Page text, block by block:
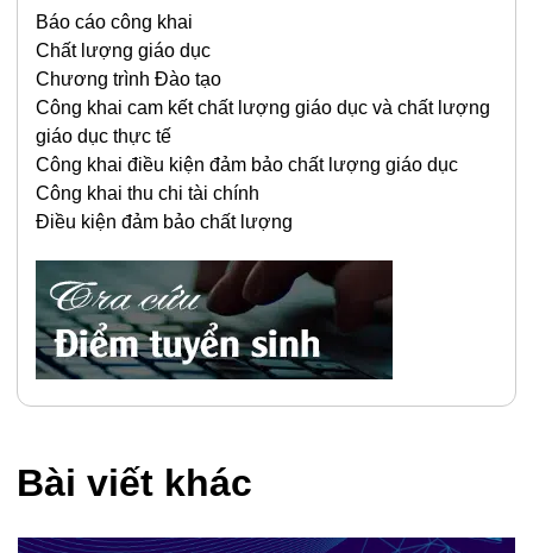
Báo cáo công khai
Chất lượng giáo dục
Chương trình Đào tạo
Công khai cam kết chất lượng giáo dục và chất lượng
giáo dục thực tế
Công khai điều kiện đảm bảo chất lượng giáo dục
Công khai thu chi tài chính
Điều kiện đảm bảo chất lượng
Bài viết khác